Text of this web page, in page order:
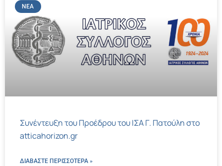
ΝΈΑ
Συνέντευξη του Προέδρου του ΙΣΑ Γ. Πατούλη στο
atticahorizon.gr
ΔΙΑΒΑΣΤΕ ΠΕΡΙΣΣΌΤΕΡΑ »